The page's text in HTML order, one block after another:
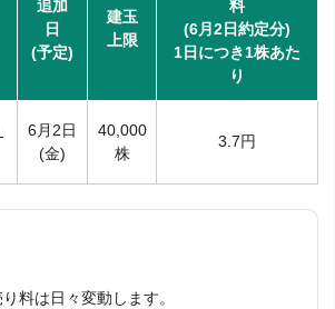
追加
日
(予定)
建玉
上限
料
(6月2日約定分)
1日につき1株あた
り
6月2日
(金)
40,000
株
3.7円
料は日々変動します。